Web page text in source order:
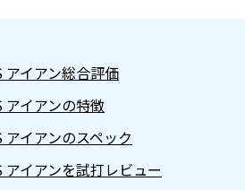
アイアン総合評価
アイアンの特徴
イアンのスペック
イアンを試打レビュー